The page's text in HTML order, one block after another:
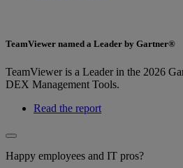
TeamViewer named a Leader by Gartner®
TeamViewer is a Leader in the 2026
DEX Management Tools.
Read the report
Happy employees and IT pros?